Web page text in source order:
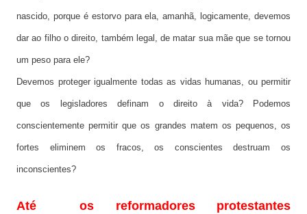
nascido, porque é estorvo para ela, amanhã, logicamente, devemos
dar ao filho o direito, também legal, de matar sua mãe que se tornou
um peso para ele?
Devemos proteger igualmente todas as vidas humanas, ou permitir
que os legisladores definam o direito à vida? Podemos
conscientemente permitir que os grandes matem os pequenos, os
fortes eliminem os fracos, os conscientes destruam os
inconscientes?
Até os reformadores protestantes